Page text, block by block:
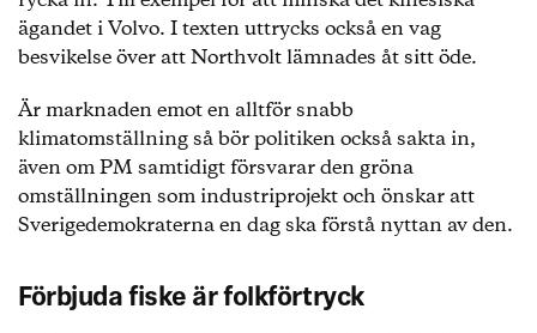
ägandet i Volvo. I texten uttrycks också en vag
besvikelse över att Northvolt lämnades åt sitt öde.
Är marknaden emot en alltför snabb
klimatomställning så bör politiken också sakta in,
även om PM samtidigt försvarar den gröna
omställningen som industriprojekt och önskar att
Sverigedemokraterna en dag ska förstå nyttan av den.
Förbjuda fiske är folkförtryck